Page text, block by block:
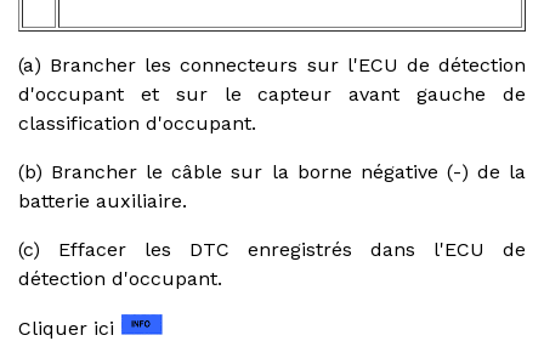
(a) Brancher les connecteurs sur l'ECU de détection
d'occupant et sur le capteur avant gauche de
classification d'occupant.
(b) Brancher le câble sur la borne négative (-) de la
batterie auxiliaire.
(c) Effacer les DTC enregistrés dans l'ECU de
détection d'occupant.
Cliquer ici